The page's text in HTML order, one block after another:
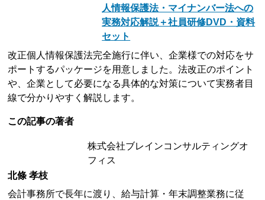
人情報保護法・マイナンバー法への
実務対応解説＋社員研修DVD・資料
セット
改正個人情報保護法完全施行に伴い、企業様での対応をサ
ポートするパッケージを用意しました。法改正のポイント
や、企業として必要になる具体的な対策について実務者目
線で分かりやすく解説します。
この記事の著者
株式会社ブレインコンサルティングオ
フィス
北條 孝枝
会計事務所で長年に渡り、給与計算・年末調整業務に従